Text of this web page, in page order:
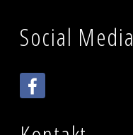
Social Media